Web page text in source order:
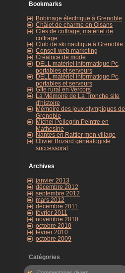
Bookmarks
Bobinage électrique à Grenoble
Châlet de charme en Oisans
Clés de coffrage, matériel de
coffrage
Club de ski nautique à Grenoble
Conseil web marketing
Créatrice de mode
DELL matériel informatique Pc,
portables et serveurs
DELL matériel informatique Pc,
portables et serveurs
Gîte rural en Vercors
La Mémoire de La Tronche site
d'histoire
Mémoire des jeux olympiques de
Grenoble
Michel Pellegrin Peintre en
Mathesine
Nantes en Rattier mon village
Olivier Brizard généalogiste
successoral
Archives
janvier 2013
décembre 2012
septembre 2012
mars 2012
décembre 2011
février 2011
novembre 2010
octobre 2010
février 2010
octobre 2009
Catégories